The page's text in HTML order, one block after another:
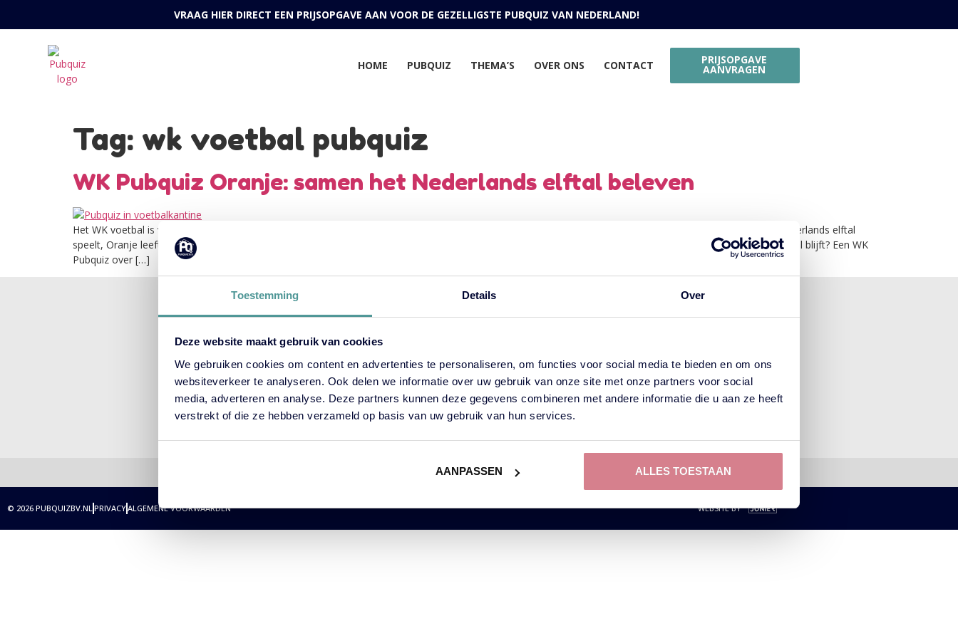
Toestemming Details Over
Deze website maakt gebruik van cookies
We gebruiken cookies om content en advertenties te personaliseren, om functies voor social media te bieden en om ons
websiteverkeer te analyseren. Ook delen we informatie over uw gebruik van onze site met onze partners voor social
media, adverteren en analyse. Deze partners kunnen deze gegevens combineren met andere informatie die u aan ze heeft
verstrekt of die ze hebben verzameld op basis van uw gebruik van hun services.
AANPASSEN ALLES TOESTAAN
VRAAG HIER DIRECT EEN PRIJSOPGAVE AAN VOOR DE GEZELLIGSTE PUBQUIZ VAN NEDERLAND!
HOME PUBQUIZ THEMA’S OVER ONS CONTACT PRIJSOPGAVE
AANVRAGEN
Tag: wk voetbal pubquiz
WK Pubquiz Oranje: samen het Nederlands elftal beleven
Het WK voetbal is voor veel bedrijven hét moment waarop gesprekken bij het koffieapparaat ineens over iets anders gaan dan targets en deadlines. Het Nederlands elftal
speelt, Oranje leeft en collega’s blijken onverwacht fanatieke bondscoaches te zijn. Maar hoe benut je die energie op een manier die verbindt én professioneel blijft? Een WK
Pubquiz over […]
HOME
LOCATIE
ONLINE PUBQUIZ
PUBQUIZ BINGO
THEMA’S
ONZE QUIZMASTERS
HISTORIE
GOOGLE REVIEWS
LINKEDIN
AANBEVELINGEN
AANVRAGEN
HET LEUKSTE
+31 (0)6 - 43971332 +31 (0)6 - 81543420
© 2026 PUBQUIZBV.NLPRIVACYALGEMENE VOORWAARDEN WEBSITE BY